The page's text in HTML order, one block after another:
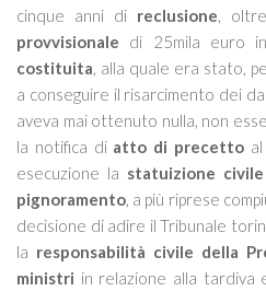
cinque anni di reclusione,
provvisionale di 25mila euro
costituita, alla quale era stato,
a conseguire il risarcimento dei
aveva mai ottenuto nulla, non
la notifica diatto di precetto
esecuzione la statuizione
pignoramento, a più riprese
decisione di adire il Tribunale
la responsabilità civile della
ministri in relazione alla tardiva